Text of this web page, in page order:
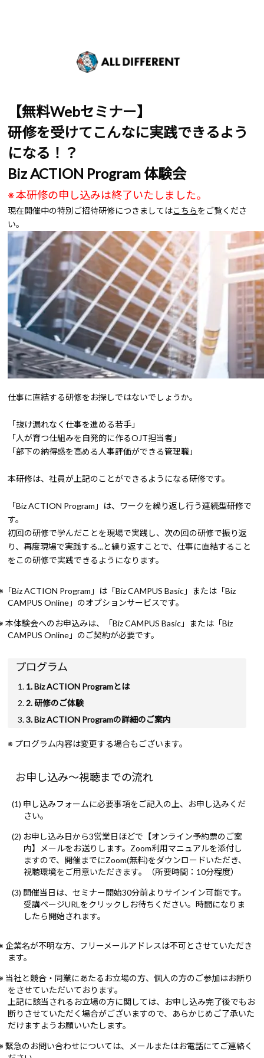
【無料Webセミナー】
研修を受けてこんなに実践できるよう
になる！？
Biz ACTION Program 体験会
※ 本研修の申し込みは終了いたしました。
現在開催中の特別ご招待研修につきましてはこちらをご覧くださ
い。
仕事に直結する研修をお探しではないでしょうか。
「抜け漏れなく仕事を進める若手」
「人が育つ仕組みを自発的に作るOJT担当者」
「部下の納得感を高める人事評価ができる管理職」
本研修は、社員が上記のことができるようになる研修です。
「Biz ACTION Program」は、ワークを繰り返し行う連続型研修で
す。
初回の研修で学んだことを現場で実践し、次の回の研修で振り返
り、再度現場で実践する...と繰り返すことで、仕事に直結すること
をこの研修で実践できるようになります。
「Biz ACTION Program」は「Biz CAMPUS Basic」または「Biz
CAMPUS Online」のオプションサービスです。
本体験会へのお申込みは、「Biz CAMPUS Basic」または「Biz
CAMPUS Online」のご契約が必要です。
プログラム
1. Biz ACTION Programとは
2. 研修のご体験
3. Biz ACTION Programの詳細のご案内
※ プログラム内容は変更する場合もございます。
お申し込み～視聴までの流れ
(1) 申し込みフォームに必要事項をご記入の上、お申し込みくだ
さい。
(2) お申し込み日から3営業日ほどで【オンライン予約票のご案
内】メールをお送りします。Zoom利用マニュアルを添付し
ますので、開催までにZoom(無料)をダウンロードいただき、
視聴環境をご用意いただきます。（所要時間：10分程度）
(3) 開催当日は、セミナー開始30分前よりサインイン可能です。
受講ページURLをクリックしお待ちください。時間になりま
したら開始されます。
企業名が不明な方、フリーメールアドレスは不可とさせていただき
ます。
当社と競合・同業にあたるお立場の方、個人の方のご参加はお断り
をさせていただいております。
上記に該当されるお立場の方に関しては、お申し込み完了後でもお
断りさせていただく場合がございますので、あらかじめご了承いた
だけますようお願いいたします。
緊急のお問い合わせについては、メールまたはお電話にてご連絡く